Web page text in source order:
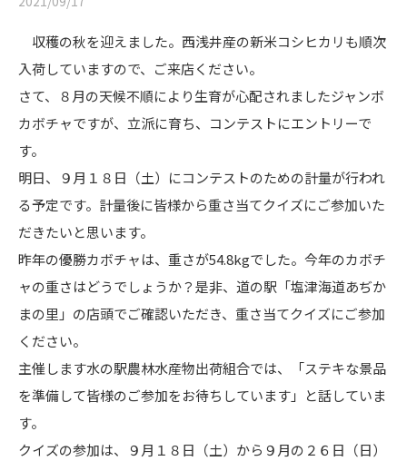
収穫の秋を迎えました。西浅井産の新米コシヒカリも順次
入荷していますので、ご来店ください。
さて、８月の天候不順により生育が心配されましたジャンボ
カボチャですが、立派に育ち、コンテストにエントリーで
す。
明日、９月１８日（土）にコンテストのための計量が行われ
る予定です。計量後に皆様から重さ当てクイズにご参加いた
だきたいと思います。
昨年の優勝カボチャは、重さが54.8kgでした。今年のカボチ
ャの重さはどうでしょうか？是非、道の駅「塩津海道あぢか
まの里」の店頭でご確認いただき、重さ当てクイズにご参加
ください。
主催します水の駅農林水産物出荷組合では、「ステキな景品
を準備して皆様のご参加をお待ちしています」と話していま
す。
クイズの参加は、９月１８日（土）から９月の２６日（日）